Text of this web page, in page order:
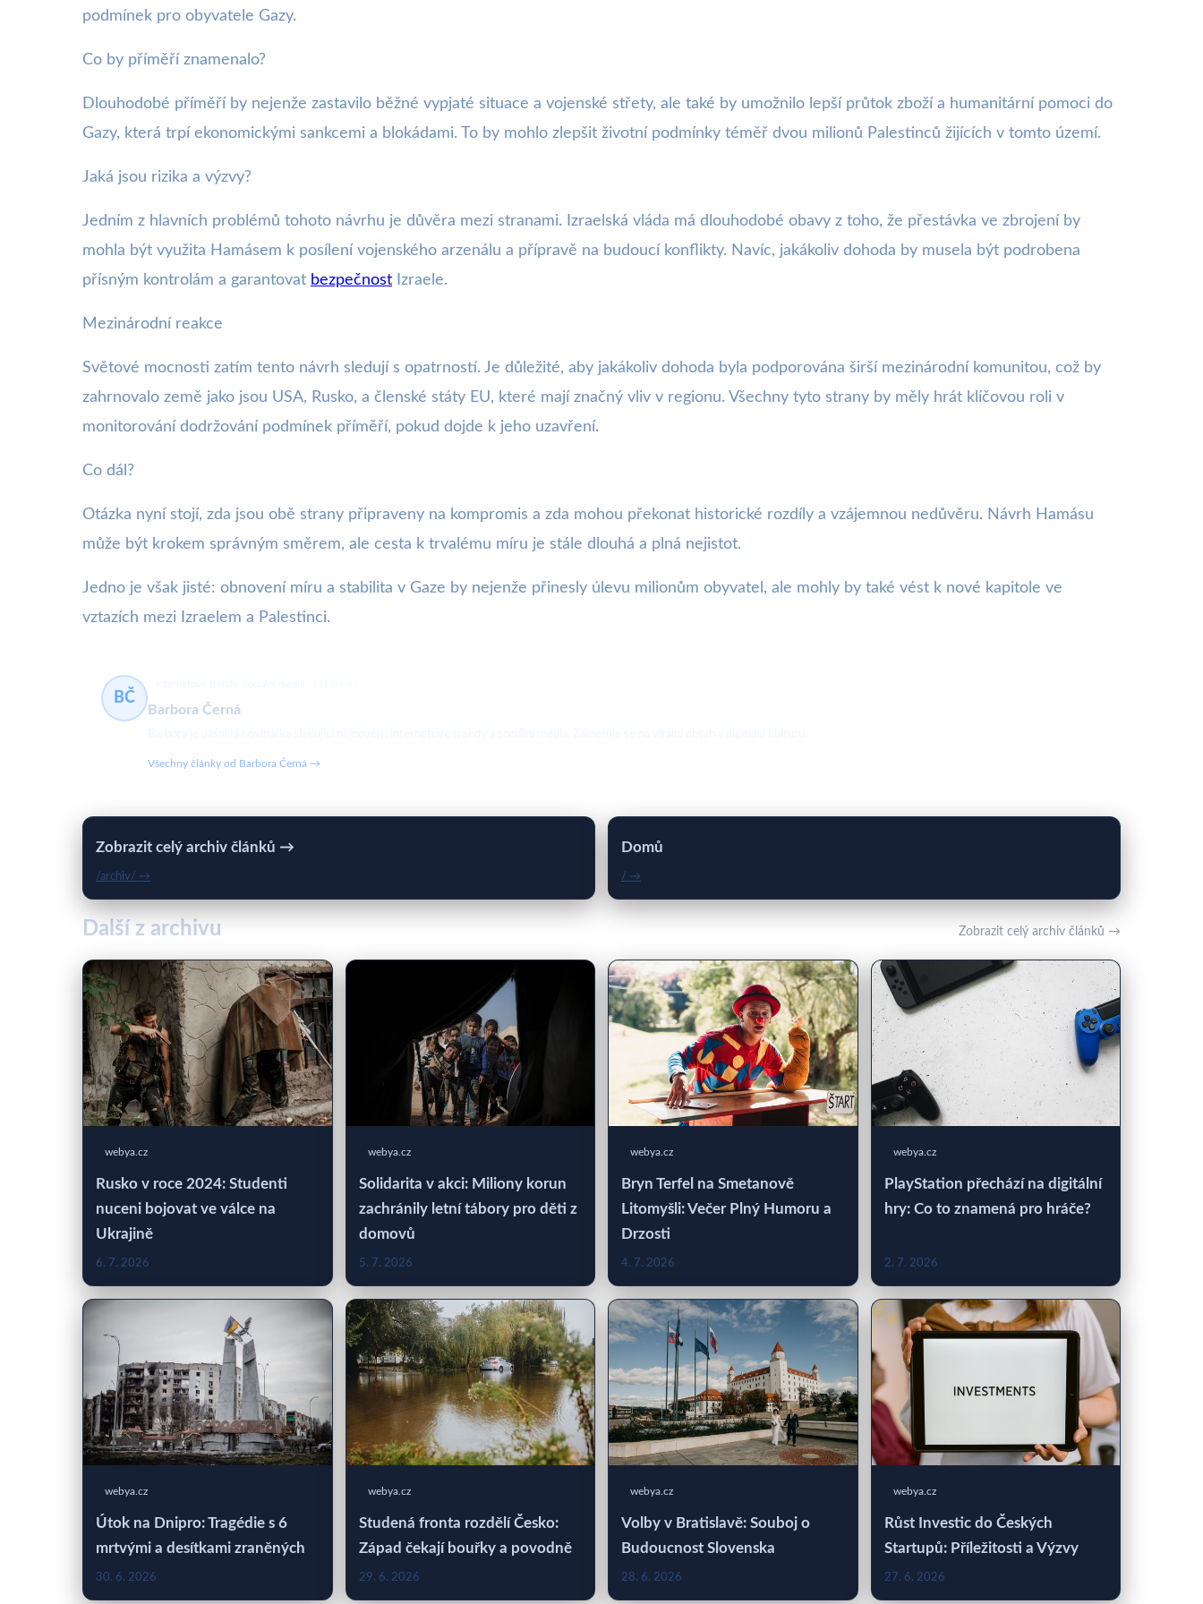
podmínek pro obyvatele Gazy.
Co by příměří znamenalo?
Dlouhodobé příměří by nejenže zastavilo běžné vypjaté situace a vojenské střety, ale také by umožnilo lepší průtok zboží a humanitární pomoci do
Gazy, která trpí ekonomickými sankcemi a blokádami. To by mohlo zlepšit životní podmínky téměř dvou milionů Palestinců žijících v tomto území.
Jaká jsou rizika a výzvy?
Jedním z hlavních problémů tohoto návrhu je důvěra mezi stranami. Izraelská vláda má dlouhodobé obavy z toho, že přestávka ve zbrojení by
mohla být využita Hamásem k posílení vojenského arzenálu a přípravě na budoucí konflikty. Navíc, jakákoliv dohoda by musela být podrobena
přísným kontrolám a garantovat bezpečnost Izraele.
Mezinárodní reakce
Světové mocnosti zatím tento návrh sledují s opatrností. Je důležité, aby jakákoliv dohoda byla podporována širší mezinárodní komunitou, což by
zahrnovalo země jako jsou USA, Rusko, a členské státy EU, které mají značný vliv v regionu. Všechny tyto strany by měly hrát klíčovou roli v
monitorování dodržování podmínek příměří, pokud dojde k jeho uzavření.
Co dál?
Otázka nyní stojí, zda jsou obě strany připraveny na kompromis a zda mohou překonat historické rozdíly a vzájemnou nedůvěru. Návrh Hamásu
může být krokem správným směrem, ale cesta k trvalému míru je stále dlouhá a plná nejistot.
Jedno je však jisté: obnovení míru a stabilita v Gaze by nejenže přinesly úlevu milionům obyvatel, ale mohly by také vést k nové kapitole ve
vztazích mezi Izraelem a Palestinci.
BČ
Barbora Černá
Všechny články od Barbora Černá →
Zobrazit celý archiv článků →
/archiv/ →
Domů
/ →
Další z archivu Zobrazit celý archiv článků →
webya.cz
Rusko v roce 2024: Studenti
nuceni bojovat ve válce na
Ukrajině
6. 7. 2026
webya.cz
Solidarita v akci: Miliony korun
zachránily letní tábory pro děti z
domovů
5. 7. 2026
webya.cz
Bryn Terfel na Smetanově
Litomyšli: Večer Plný Humoru a
Drzosti
4. 7. 2026
webya.cz
PlayStation přechází na digitální
hry: Co to znamená pro hráče?
2. 7. 2026
webya.cz
Útok na Dnipro: Tragédie s 6
mrtvými a desítkami zraněných
30. 6. 2026
webya.cz
Studená fronta rozdělí Česko:
Západ čekají bouřky a povodně
29. 6. 2026
webya.cz
Volby v Bratislavě: Souboj o
Budoucnost Slovenska
28. 6. 2026
webya.cz
Růst Investic do Českých
Startupů: Příležitosti a Výzvy
27. 6. 2026